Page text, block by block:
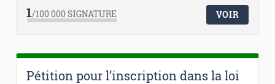
1/100 000SIGNATURE VOIR
Pétition pour l’inscription dans la loi